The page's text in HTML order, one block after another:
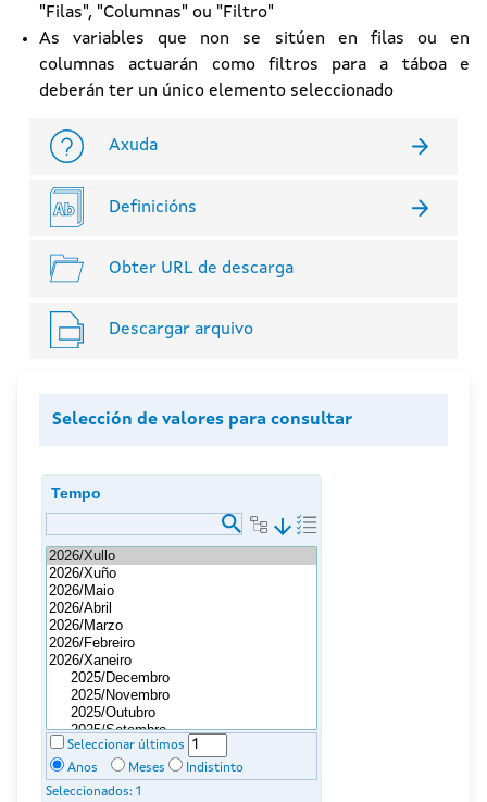
"Filas", "Columnas" ou "Filtro"
As variables que non se sitúen en filas ou en
columnas actuarán como filtros para a táboa e
deberán ter un único elemento seleccionado
Axuda
Definicións
Obter URL de descarga
Descargar arquivo
Selección de valores para consultar
Tempo
arrow_downward
Seleccionar últimos
Anos
Meses
Indistinto
Seleccionados: 1